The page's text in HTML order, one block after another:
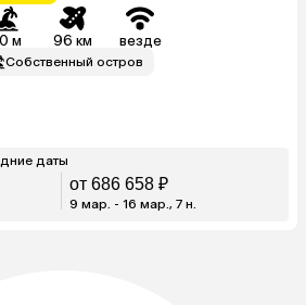
м 96 км везде
Собственный остров
даты
от 686 658 ₽
9 мар. - 16 мар., 7 н.